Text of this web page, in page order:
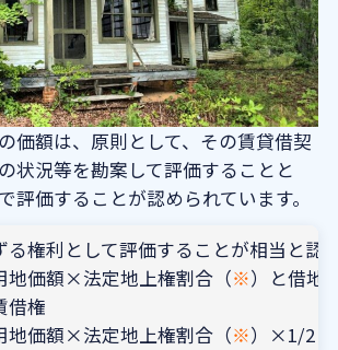
価額は、原則として、その賃貸借契
状況等を勘案して評価することと
評価することが認められています。
権利として評価することが相当と
地価額×法定地上権割合（※）と借地
借権
地価額×法定地上権割合（※）×1/2